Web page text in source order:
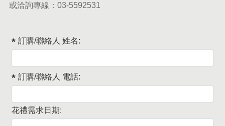
或洽詢專線： 03-5592531
訂購/聯絡人 姓名:
訂購/聯絡人 電話:
花禮需求日期: